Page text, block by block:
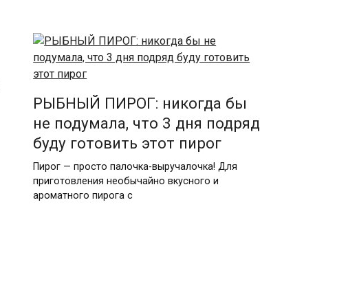
РЫБНЫЙ ПИРОГ: никогда бы
не подумала, что 3 дня подряд
буду готовить этот пирог
Пирог — просто палочка-выручалочка! Для
приготовления необычайно вкусного и
ароматного пирога с